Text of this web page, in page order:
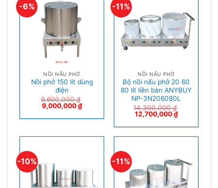
-6%
NỒI NẤU PHỞ
Nồi phở 150 lít dùng
điện
9,600,000₫
9,000,000₫
-11%
NỒI NẤU PHỞ
Bộ nồi nấu phở 20 60
80 lít liền bàn ANYBUY
NP-3N206080L
14,300,000₫
12,700,000₫
-10% -11%